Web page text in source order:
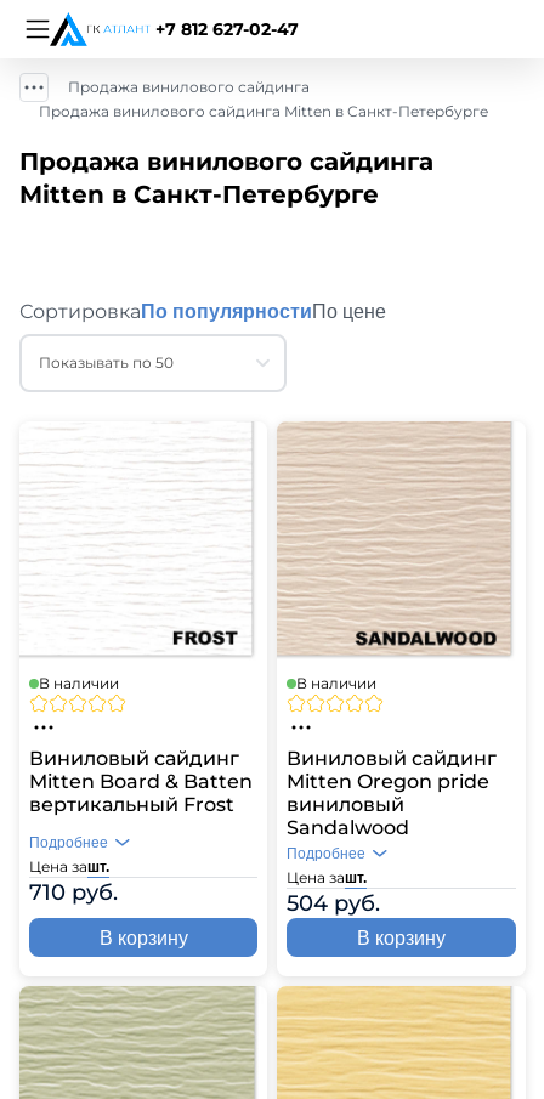
+7 812 627-02-47
Продажа винилового сайдинга
Продажа винилового сайдинга Mitten в Санкт-Петербурге
Продажа винилового сайдинга
Mitten в Санкт-Петербурге
Сортировка По популярностиПо цене
Показывать по 50
В наличии
Виниловый сайдинг
Mitten Board & Batten
вертикальный Frost
Цена зашт.
710 руб.
Подробнее
В корзину
В наличии
Виниловый сайдинг
Mitten Oregon pride
виниловый
Sandalwood
Цена зашт.
504 руб.
Подробнее
В корзину